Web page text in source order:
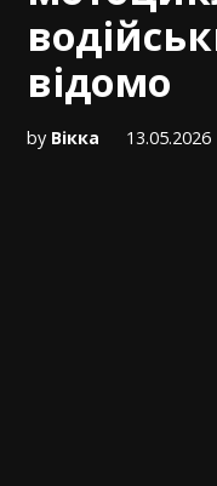
відомо
by Вікка 13.05.2026